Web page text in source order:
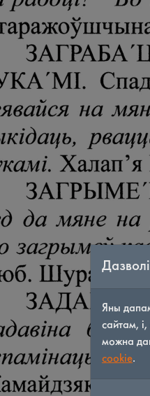
Яны
сайтам,
можна
cookie.